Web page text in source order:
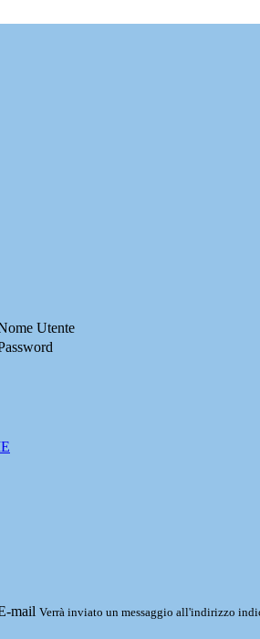
Utente
mail Verrà inviato un messaggio all'indirizzo